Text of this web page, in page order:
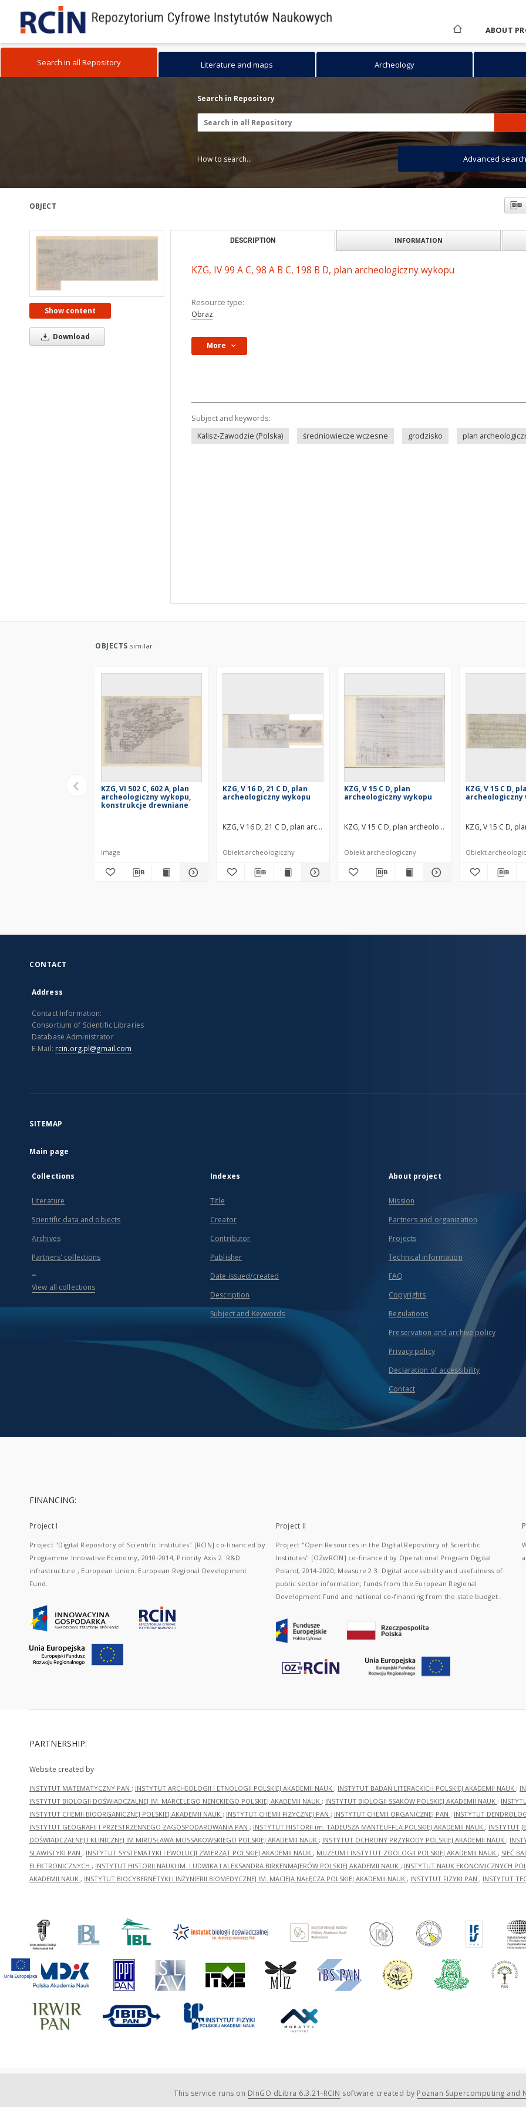
ABOUT
Search in all Repository Literature and maps Archeology
Search in Repository
How to search... Advanced search
OBJECT
Show content
Download
DESCRIPTION INFORMATION
KZG, IV 99 A C, 98 A B C, 198 B D, plan archeologiczny wykopu
Resource type:
Obraz
More
Subject and keywords:
Kalisz-Zawodzie (Polska)
średniowiecze wczesne grodzisko plan
OBJECTS similar
KZG, VI 502 C, 602 A, plan
archeologiczny wykopu,
konstrukcje drewniane
Image
KZG, V 16 D, 21 C D, plan
archeologiczny wykopu
KZG, V 16 D, 21 C D, plan archeologiczny wykopu średniowiecze wczesne
Obiekt archeologiczny
KZG, V 15 C D, plan
archeologiczny wykopu
KZG, V 15 C D, plan archeologiczny wykopu
Obiekt archeologiczny
KZG, V 15 C D,
archeologiczny
KZG, V 15 C D,
Obiekt
CONTACT
Address
Contact Information:
Consortium of Scientific Libraries
Database Administrator
E-Mail: rcin.org.pl@gmail.com
SITEMAP
Main page
Collections
Literature
Scientific data and objects
Archives
Partners' collections
...
View all collections
Indexes
Title
Creator
Contributor
Publisher
Date issued/created
Description
Subject and Keywords
About project
Mission
Partners and organization
Projects
Technical information
FAQ
Copyrights
Regulations
Preservation and archive policy
Privacy policy
Declaration of accessibility
Contact
FINANCING:
Project I
Project "Digital Repository of Scientific Institutes" [RCIN] co-financed by
Programme Innovative Economy, 2010-2014, Priority Axis 2. R&D
infrastructure ; European Union. European Regional Development
Fund.
Project II
Project "Open Resources in the Digital Repository of Scientific
Institutes" [OZwRCIN] co-financed by Operational Program Digital
Poland, 2014-2020, Measure 2.3: Digital accessibility and usefulness of
public sector information; funds from the European Regional
Development Fund and national co-financing from the state budget.
PARTNERSHIP:
Website created by
INSTYTUT MATEMATYCZNY PAN ; INSTYTUT ARCHEOLOGII I ETNOLOGII POLSKIEJ AKADEMII NAUK ; INSTYTUT BADAŃ LITERACKICH POLSKIEJ AKADEMII NAUK ;
INSTYTUT BIOLOGII DOŚWIADCZALNEJ IM. MARCELEGO NENCKIEGO POLSKIEJ AKADEMII NAUK ; INSTYTUT BIOLOGII SSAKÓW POLSKIEJ AKADEMII NAUK ;
INSTYTUT CHEMII BIOORGANICZNEJ POLSKIEJ AKADEMII NAUK ; INSTYTUT CHEMII FIZYCZNEJ PAN ; INSTYTUT CHEMII ORGANICZNEJ PAN ; INSTYTUT
INSTYTUT GEOGRAFII I PRZESTRZENNEGO ZAGOSPODAROWANIA PAN ; INSTYTUT HISTORII im. TADEUSZA MANTEUFFLA POLSKIEJ AKADEMII NAUK ; INSTYTUT
DOŚWIADCZALNEJ I KLINICZNEJ IM.MIROSŁAWA MOSSAKOWSKIEGO POLSKIEJ AKADEMII NAUK ; INSTYTUT OCHRONY PRZYRODY POLSKIEJ AKADEMII NAUK ;
SLAWISTYKI PAN ; INSTYTUT SYSTEMATYKI I EWOLUCJI ZWIERZĄT POLSKIEJ AKADEMII NAUK ; MUZEUM I INSTYTUT ZOOLOGII POLSKIEJ AKADEMII NAUK ; SIEĆ
ELEKTRONICZNYCH ; INSTYTUT HISTORII NAUKI IM. LUDWIKA I ALEKSANDRA BIRKENMAJERÓW POLSKIEJ AKADEMII NAUK ; INSTYTUT NAUK EKONOMICZNYCH
AKADEMII NAUK ; INSTYTUT BIOCYBERNETYKI I INŻYNIERII BIOMEDYCZNEJ IM. MACIEJA NAŁĘCZA POLSKIEJ AKADEMII NAUK ; INSTYTUT FIZYKI PAN ; INSTYTUT
This service runs on DInGO dLibra 6.3.21-RCIN software created by Poznan Supercomputing and